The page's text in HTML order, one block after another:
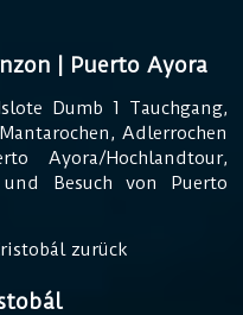
| Puerto Ayora
Dumb 1 Tauchgang,
Adlerrochen
Ayora/Hochlandtour,
und Besuch von Puerto
zurück